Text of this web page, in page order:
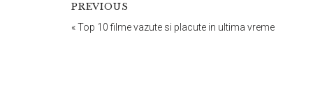
PREVIOUS
«Top 10 filme vazute si placute in ultima vreme